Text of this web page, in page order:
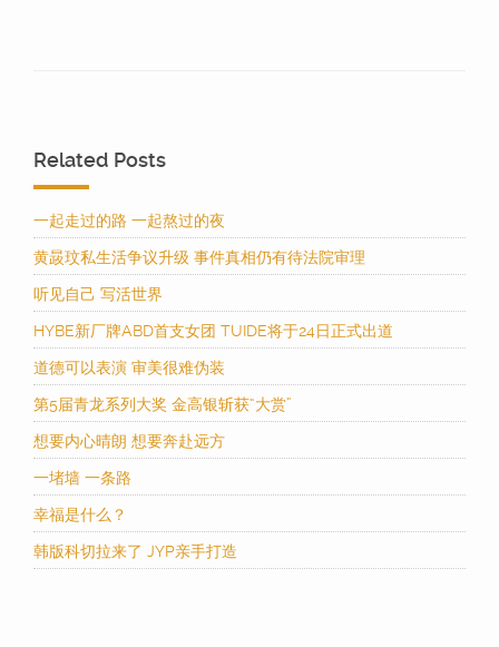
Related Posts
一起走过的路 一起熬过的夜
黄晸玟私生活争议升级 事件真相仍有待法院审理
听见自己 写活世界
HYBE新厂牌ABD首支女团 TUIDE将于24日正式出道
道德可以表演 审美很难伪装
第5届青龙系列大奖 金高银斩获“大赏”
想要内心晴朗 想要奔赴远方
一堵墙 一条路
幸福是什么？
韩版科切拉来了 JYP亲手打造